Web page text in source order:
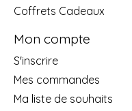
Coffrets Cadeaux
Mon compte
S'inscrire
Mes commandes
Ma liste de souhaits